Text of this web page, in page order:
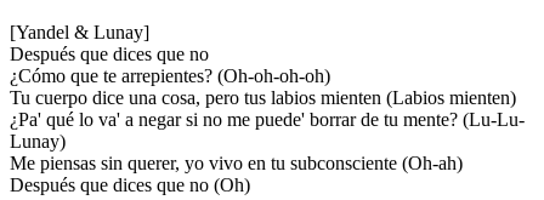
[Yandel & Lunay]
Después que dices que no
¿Cómo que te arrepientes? (Oh-oh-oh-oh)
Tu cuerpo dice una cosa, pero tus labios mienten (Labios mienten)
¿Pa' qué lo va' a negar si no me puede' borrar de tu mente? (Lu-Lu-
Lunay)
Me piensas sin querer, yo vivo en tu subconsciente (Oh-ah)
Después que dices que no (Oh)